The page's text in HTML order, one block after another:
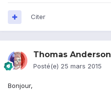
Citer
Thomas Anderson
Posté(e) 25 mars 2015
Bonjour,